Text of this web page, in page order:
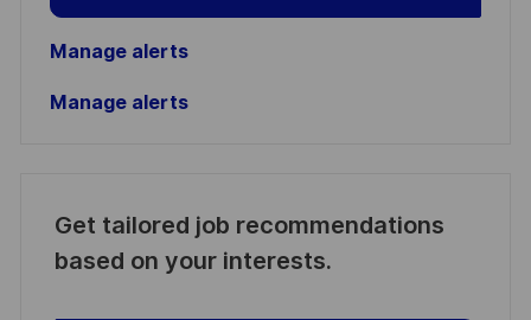
Manage alerts
Manage alerts
Get tailored job recommendations
based on your interests.